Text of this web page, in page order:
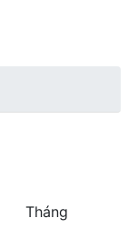
Tháng